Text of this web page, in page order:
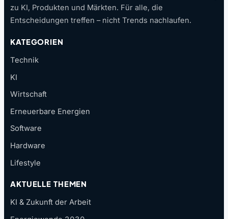
zu KI, Produkten und Märkten. Für alle, die
Entscheidungen treffen – nicht Trends nachlaufen.
KATEGORIEN
Technik
KI
Wirtschaft
Erneuerbare Energien
Software
Hardware
Lifestyle
AKTUELLE THEMEN
KI & Zukunft der Arbeit